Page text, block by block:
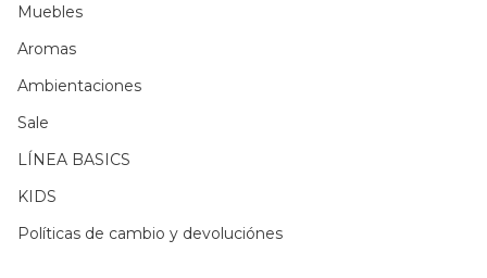
Muebles
Aromas
Ambientaciones
Sale
LÍNEA BASICS
KIDS
Políticas de cambio y devoluciónes